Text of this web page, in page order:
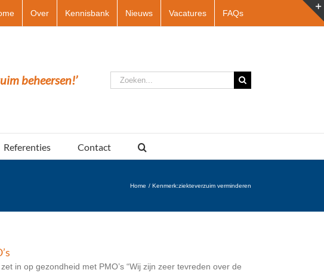
Over Kennisbank Nieuws Vacatures FAQs
beheersen!’
Zoeken
naar:
Referenties Contact
Home Kenmerk:ziekteverzuim verminderen
in op gezondheid met PMO’s “Wij zijn zeer tevreden over de